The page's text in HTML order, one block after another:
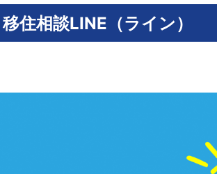
移住相談LINE（ライン）